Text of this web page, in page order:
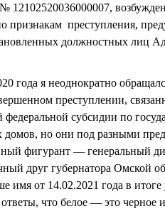
12102520036000007,
признакам преступления,
должностных лиц
я неоднократно
преступлении,
федеральной субсидии по
но они под разными
фигурант — генеральный
друг губернатора Омской
имя от 14.02.2021 года в
что белое — это черное